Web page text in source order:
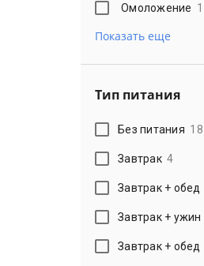
Омоложение 1
Показать еще
Тип питания
Без питания 18
Завтрак 4
Завтрак + обед
Завтрак + ужин
Завтрак + обед